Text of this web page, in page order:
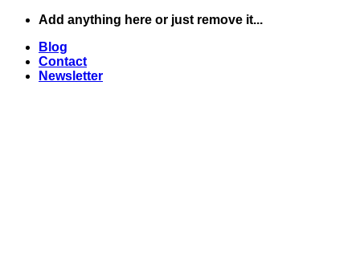
Skip
content
Add anything here or just remove it...
Blog
Contact
Newsletter